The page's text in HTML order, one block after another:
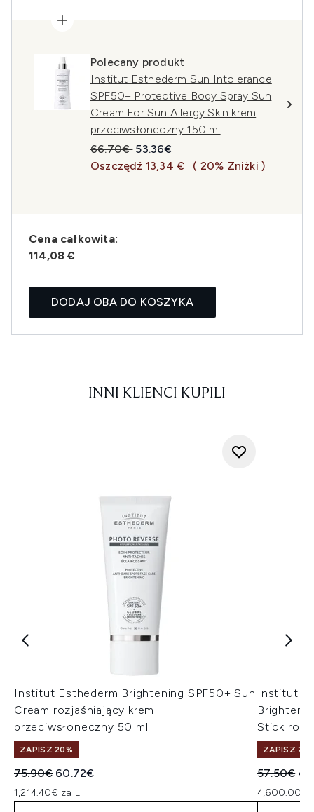
Polecany produkt
Institut Esthederm Sun Intolerance
SPF50+ Protective Body Spray Sun
Cream For Sun Allergy Skin krem
przeciwsłoneczny 150 ml
Sugerowana cena detaliczna:
66.70€ Aktualna cena:
53.36€
Oszczędź 13,34 €
( 20% Zniżki )
Cena całkowita:
114,08 €
DODAJ OBA DO KOSZYKA
INNI KLIENCI KUPILI
Institut Esthederm Brightening SPF50+ Sun
Cream rozjaśniający krem
przeciwsłoneczny 50 ml
ZAPISZ 20%
Sugerowana cena detaliczna:
75.90€ Aktualna cena:
60.72€
1,214.40€ za L
Institut
Stick
ZAPISZ
57.50€
4,600.00€